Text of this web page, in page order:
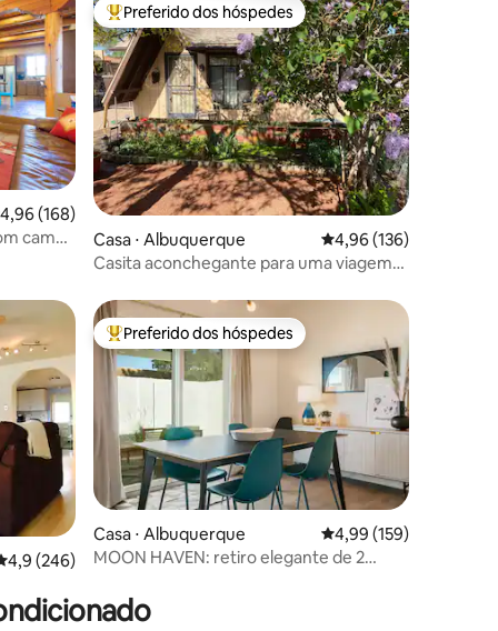
hóspedes
de uma avaliação média de 5, 168 avaliações
4,96 (168)
camas
Entre os melhores preferidos dos hóspedes
Preferido dos hóspedes
Casa ⋅ Albuquerque 4,96 de uma avaliação
4,96 (136)
Casita aconchegante para uma viagem
de uma avaliação média de 5, 246 avaliações
4,9 (246)
Entre os melhores preferidos dos hóspedes
Preferido dos hóspedes
Casa ⋅ Albuquerque 4,99 de uma avaliação
4,99 (159)
MOON HAVEN: retiro elegante de 2